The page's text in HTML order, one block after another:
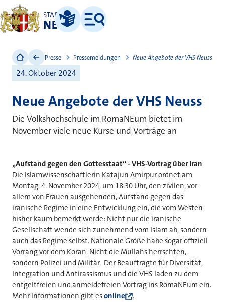
STADT
NEUSS
Leichte Sprache
Menü
Presse Pressemeldungen Neue Angebote der VHS Neuss
24. Oktober 2024
Neue Angebote der VHS Neuss
Die Volkshochschule im RomaNEum bietet im
November viele neue Kurse und Vorträge an
„Aufstand gegen den Gottesstaat“ - VHS-Vortrag über Iran
Die Islamwissenschaftlerin Katajun Amirpur ordnet am
Montag, 4. November 2024, um 18.30 Uhr, den zivilen, vor
allem von Frauen ausgehenden, Aufstand gegen das
iranische Regime in eine Entwicklung ein, die vom Westen
bisher kaum bemerkt werde: Nicht nur die iranische
Gesellschaft wende sich zunehmend vom Islam ab, sondern
auch das Regime selbst. Nationale Größe habe sogar offiziell
Vorrang vor dem Koran. Nicht die Mullahs herrschten,
sondern Polizei und Militär. Der Beauftragte für Diversität,
Integration und Antirassismus und die VHS laden zu dem
entgeltfreien und anmeldefreien Vortrag ins RomaNEum ein.
Mehr Informationen gibt esonline .